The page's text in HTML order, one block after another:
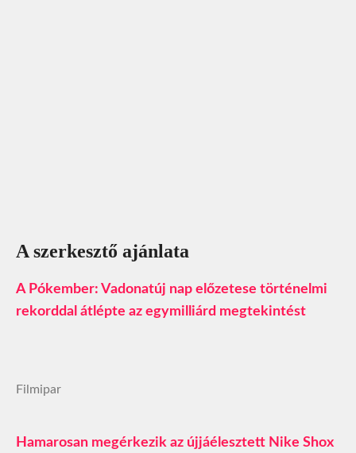
A szerkesztő ajánlata
A Pókember: Vadonatúj nap előzetese történelmi
rekorddal átlépte az egymilliárd megtekintést
Filmipar
Hamarosan megérkezik az újjáélesztett Nike Shox